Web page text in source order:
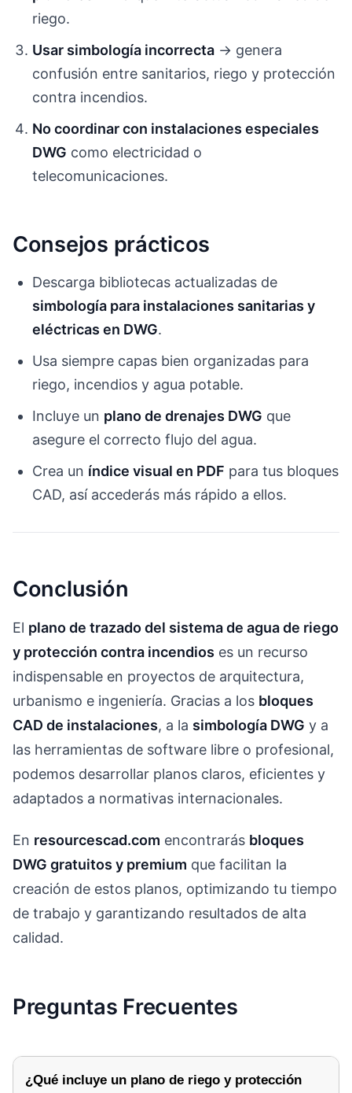
riego.
Usar simbología incorrecta → genera
confusión entre sanitarios, riego y protección
contra incendios.
No coordinar con instalaciones especiales
DWG como electricidad o
telecomunicaciones.
Consejos prácticos
Descarga bibliotecas actualizadas de
simbología para instalaciones sanitarias y
eléctricas en DWG.
Usa siempre capas bien organizadas para
riego, incendios y agua potable.
Incluye un plano de drenajes DWG que
asegure el correcto flujo del agua.
Crea un índice visual en PDF para tus bloques
CAD, así accederás más rápido a ellos.
Conclusión
El plano de trazado del sistema de agua de riego
y protección contra incendios es un recurso
indispensable en proyectos de arquitectura,
urbanismo e ingeniería. Gracias a los bloques
CAD de instalaciones, a la simbología DWG y a
las herramientas de software libre o profesional,
podemos desarrollar planos claros, eficientes y
adaptados a normativas internacionales.
En resourcescad.com encontrarás bloques
DWG gratuitos y premium que facilitan la
creación de estos planos, optimizando tu tiempo
de trabajo y garantizando resultados de alta
calidad.
Preguntas Frecuentes
¿Qué incluye un plano de riego y protección